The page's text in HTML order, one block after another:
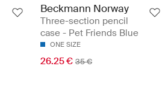
Beckmann Norway
Three-section pencil
case - Pet Friends Blue
ONE SIZE
26.25 € 35 €